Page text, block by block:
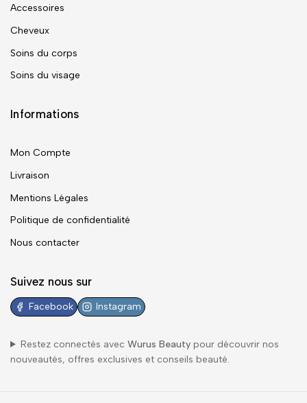
Accessoires
Cheveux
Soins du corps
Soins du visage
Informations
Mon Compte
Livraison
Mentions Légales
Politique de confidentialité
Nous contacter
Suivez nous sur
Facebook Instagram
Restez connectés avec Wurus Beautypour découvrir nos
nouveautés, offres exclusives et conseils beauté.